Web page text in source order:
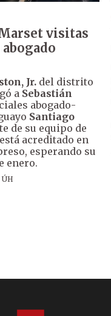
Marset visitas
Jr. del distrito
a Sebastián
abogado-
Santiago
de su equipo de
acreditado en
esperando su
enero.